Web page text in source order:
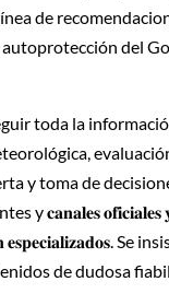
de
del
toda la
y toma de
y 𝐜𝐚𝐧𝐚𝐥𝐞𝐬 𝐨𝐟𝐢𝐜𝐢𝐚𝐥𝐞𝐬
Se
de dudosa